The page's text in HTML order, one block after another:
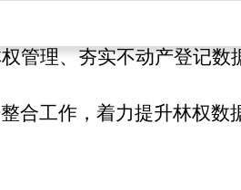
管理、夯实不动产登记数
合工作，着力提升林权数